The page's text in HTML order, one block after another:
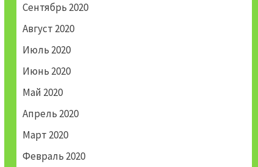
Сентябрь 2020
Август 2020
Июль 2020
Июнь 2020
Май 2020
Апрель 2020
Март 2020
Февраль 2020